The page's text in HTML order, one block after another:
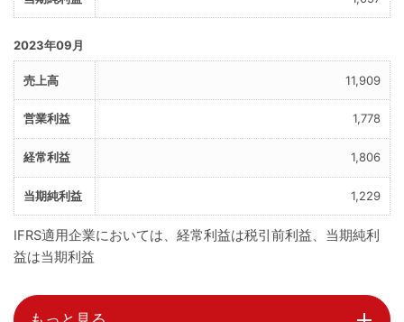
2023年09月
11,909
1,778
1,806
1,229
IFRS適用企業においては、経常利益は税引前利益、当期純利
益は当期利益